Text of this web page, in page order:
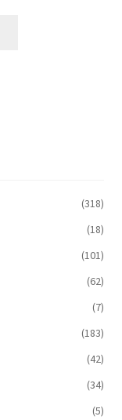
(318)
(18)
(101)
(62)
(7)
(183)
(42)
(34)
(5)